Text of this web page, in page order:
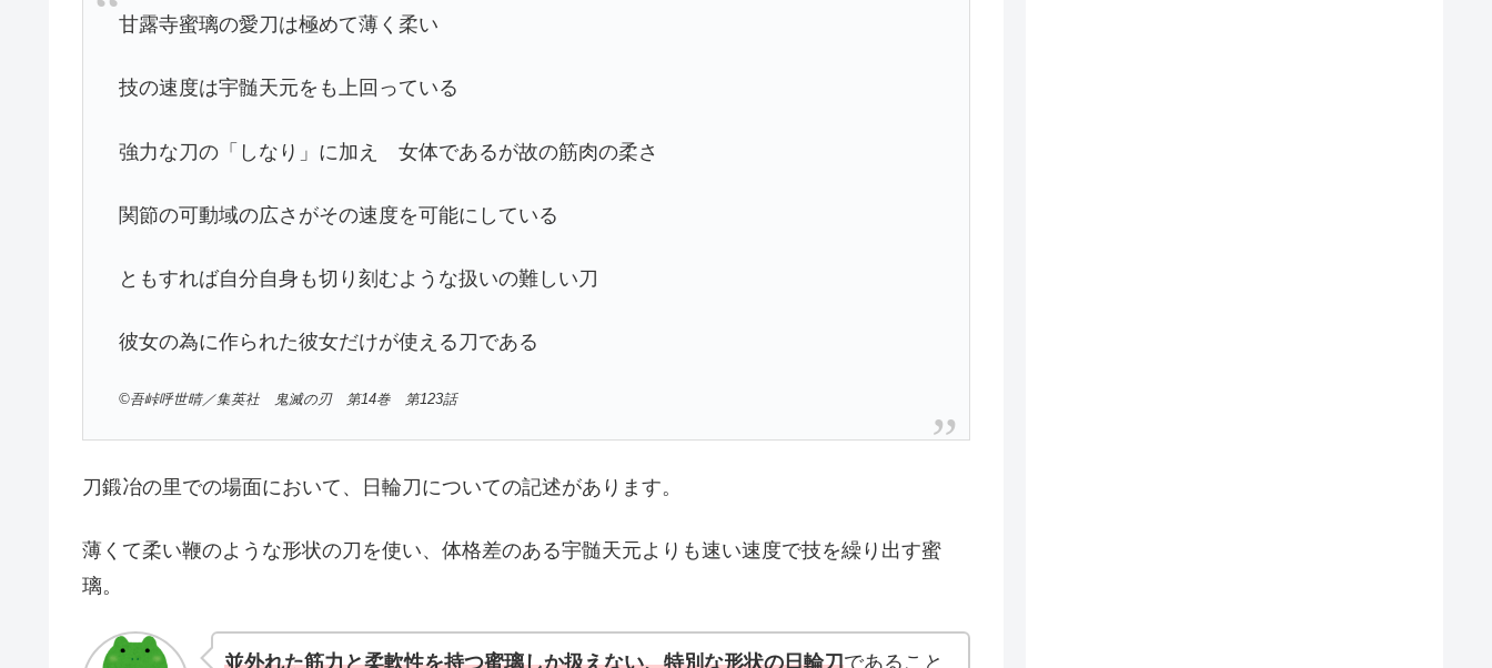
甘露寺蜜璃の愛刀は極めて薄く柔い
技の速度は宇髄天元をも上回っている
強力な刀の「しなり」に加え 女体であるが故の筋肉の柔さ
関節の可動域の広さがその速度を可能にしている
ともすれば自分自身も切り刻むような扱いの難しい刀
彼女の為に作られた彼女だけが使える刀である
©吾峠呼世晴／集英社 鬼滅の刃 第14巻 第123話
刀鍛冶の里での場面において、日輪刀についての記述があります。
薄くて柔い鞭のような形状の刀を使い、体格差のある宇髄天元よりも速い速度で技を繰り出す蜜
璃。
並外れた筋力と柔軟性を持つ蜜璃しか扱えない、特別な形状の日輪刀であること